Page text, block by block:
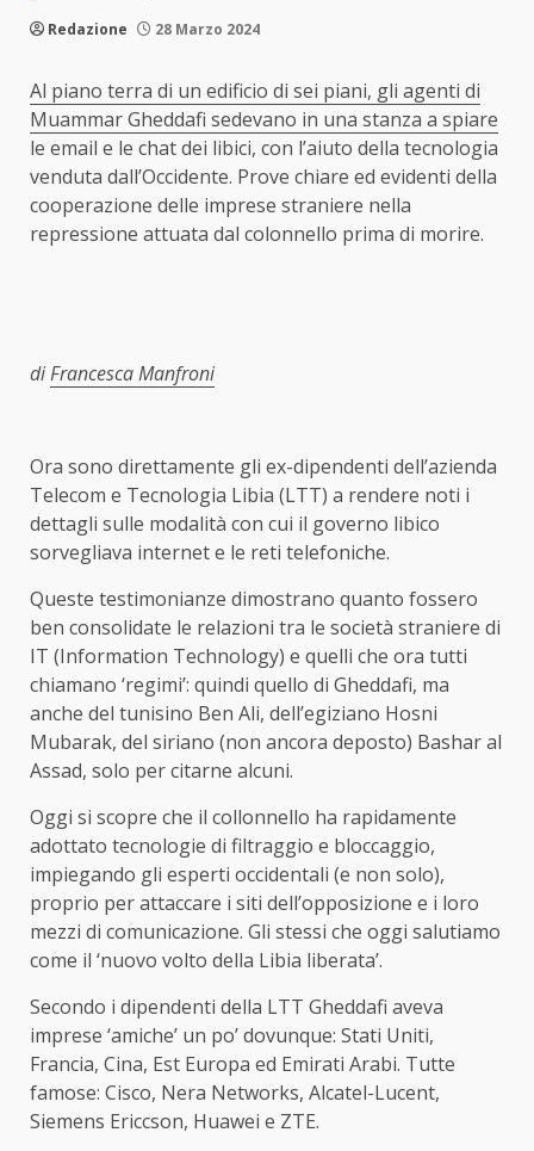
Redazione 28 Marzo 2024
Al piano terra di un edificio di sei piani, gli agenti di
Muammar Gheddafi sedevano in una stanza a spiare
le email e le chat dei libici, con l’aiuto della tecnologia
venduta dall’Occidente. Prove chiare ed evidenti della
cooperazione delle imprese straniere nella
repressione attuata dal colonnello prima di morire.
diFrancesca Manfroni
Ora sono direttamente gli ex-dipendenti dell’azienda
Telecom e Tecnologia Libia (LTT) a rendere noti i
dettagli sulle modalità con cui il governo libico
sorvegliava internet e le reti telefoniche.
Queste testimonianze dimostrano quanto fossero
ben consolidate le relazioni tra le società straniere di
IT (Information Technology) e quelli che ora tutti
chiamano ‘regimi’: quindi quello di Gheddafi, ma
anche del tunisino Ben Ali, dell’egiziano Hosni
Mubarak, del siriano (non ancora deposto) Bashar al
Assad, solo per citarne alcuni.
Oggi si scopre che il collonnello ha rapidamente
adottato tecnologie di filtraggio e bloccaggio,
impiegando gli esperti occidentali (e non solo),
proprio per attaccare i siti dell’opposizione e i loro
mezzi di comunicazione. Gli stessi che oggi salutiamo
come il ‘nuovo volto della Libia liberata’.
Secondo i dipendenti della LTT Gheddafi aveva
imprese ‘amiche’ un po’ dovunque: Stati Uniti,
Francia, Cina, Est Europa ed Emirati Arabi. Tutte
famose: Cisco, Nera Networks, Alcatel-Lucent,
Siemens Ericcson, Huawei e ZTE.